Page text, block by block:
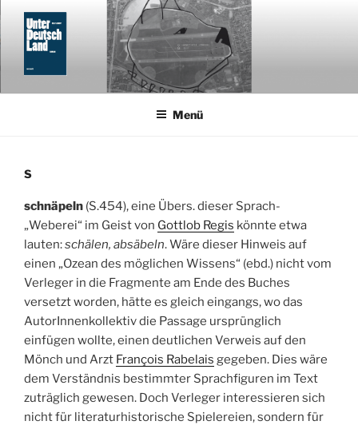
Zum
Inhalt
springen
UNTERDEUTSCHLAND
Menü
S
schnäpeln (S.454), eine Übers. dieser Sprach-
„Weberei“ im Geist von Gottlob Regis könnte etwa
lauten:schälen, absäbeln. Wäre dieser Hinweis auf
einen „Ozean des möglichen Wissens“ (ebd.) nicht vom
Verleger in die Fragmente am Ende des Buches
versetzt worden, hätte es gleich eingangs, wo das
AutorInnenkollektiv die Passage ursprünglich
einfügen wollte, einen deutlichen Verweis auf den
Mönch und Arzt François Rabelais gegeben. Dies wäre
dem Verständnis bestimmter Sprachfiguren im Text
zuträglich gewesen. Doch Verleger interessieren sich
nicht für literaturhistorische Spielereien, sondern für